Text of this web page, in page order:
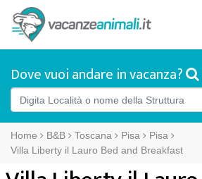
Dove vuoi andare in vacanza?
Home B&B Toscana Pisa
Pisa
Villa Liberty il Lauro Bed and Breakfast